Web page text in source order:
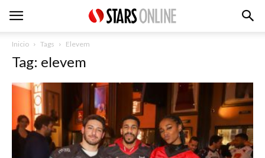
Inicio Tags Elevem
Tag: elevem